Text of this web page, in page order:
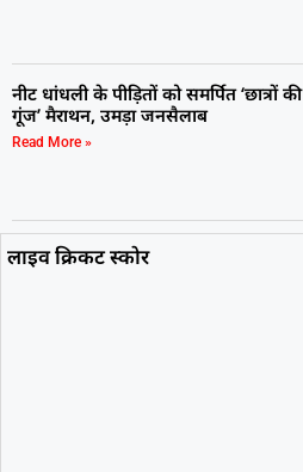
नीट धांधली के पीड़ितों को समर्पित ‘छात्रों की
गूंज’ मैराथन, उमड़ा जनसैलाब
Read More »
लाइव क्रिकट स्कोर